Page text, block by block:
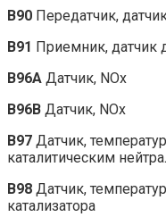
B90 Передатчик,
B91 Приемник,
B96A Датчик, NOx
B96B Датчик, NOx
B97 Датчик,
каталитическим
B98 Датчик,
катализатора